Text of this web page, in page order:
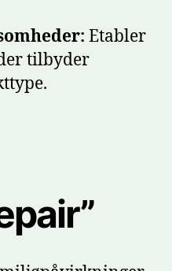
Etabler
tilbyder